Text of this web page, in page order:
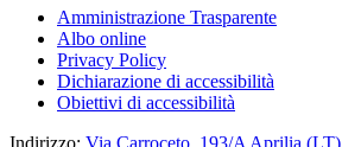
Amministrazione Trasparente
Albo online
Privacy Policy
Dichiarazione di accessibilità
Obiettivi di accessibilità
Indirizzo: Via Carroceto, 193/A Aprilia (LT)